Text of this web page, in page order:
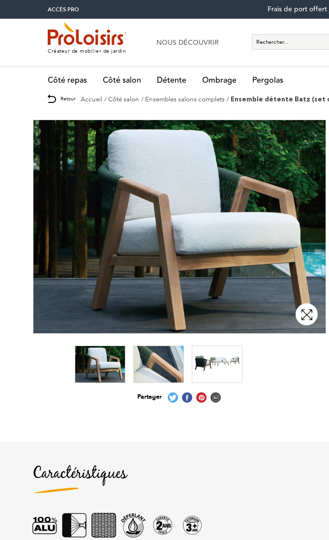
ACCÈS PRO Frais de port
Créateur de mobilier de jardin
NOUS DÉCOUVRIR
Côté repas Côté salon Détente Ombrage Pergolas
Retour Accueil Côté salon Ensembles salons complets Ensemble détente Batz (set
Partager
Caractéristiques